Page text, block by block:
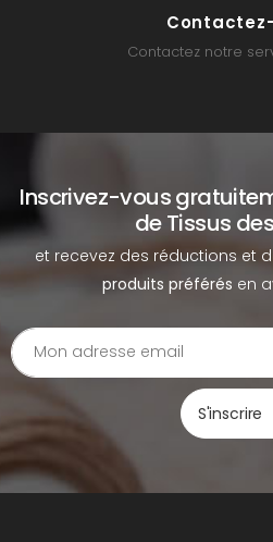
Contactez notre
Inscrivez-vous
de Tissus
et recevez des réductions et
produits préférés en
S'inscrire